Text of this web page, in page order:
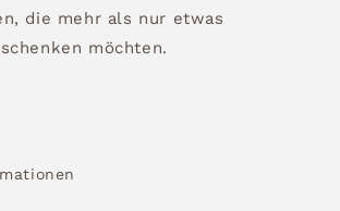
die mehr als nur etwas
möchten.